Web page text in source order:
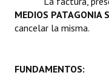
DOCUMENTOS
Proyectos Presentados
MEDIOS PATAGONIA
cancelar la misma.
FUNDAMENTOS: